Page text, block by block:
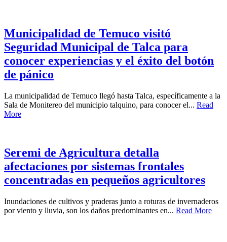
Municipalidad de Temuco visitó
Seguridad Municipal de Talca para
conocer experiencias y el éxito del botón
de pánico
La municipalidad de Temuco llegó hasta Talca, específicamente a la
Sala de Monitereo del municipio talquino, para conocer el... Read
More
Seremi de Agricultura detalla
afectaciones por sistemas frontales
concentradas en pequeños agricultores
Inundaciones de cultivos y praderas junto a roturas de invernaderos
por viento y lluvia, son los daños predominantes en... Read More